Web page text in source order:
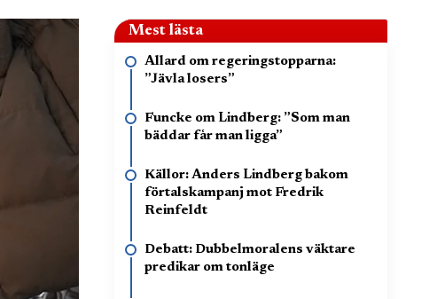
Mest lästa
Allard om regeringstopparna:
”Jävla losers”
Funcke om Lindberg: ”Som man
bäddar får man ligga”
Källor: Anders Lindberg bakom
förtalskampanj mot Fredrik
Reinfeldt
Debatt: Dubbelmoralens väktare
predikar om tonläge